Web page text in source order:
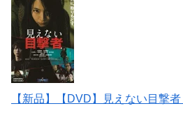
【新品】【DVD】見えない目撃